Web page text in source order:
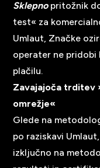
Sklepno pritožnik
test« za
Umlaut, Značke
operater ne
plačilu.
Zavajajoča trditev
omrežje«
Glede na
po raziskavi
izključno na